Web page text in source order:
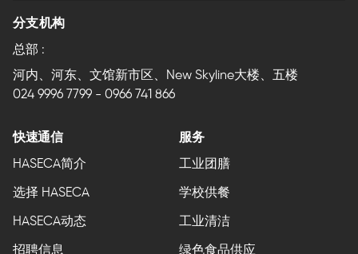
分支机构
总部 :
河内、河东、文馆新市区、New Skyline大楼、五楼
024 9996 7799 - 0966 741 866
快速通信
HASECA简介
选择 HASECA
HASECA动态
招聘信息
服务
工业团膳
学校供餐
工业清洁
绿色食品供应